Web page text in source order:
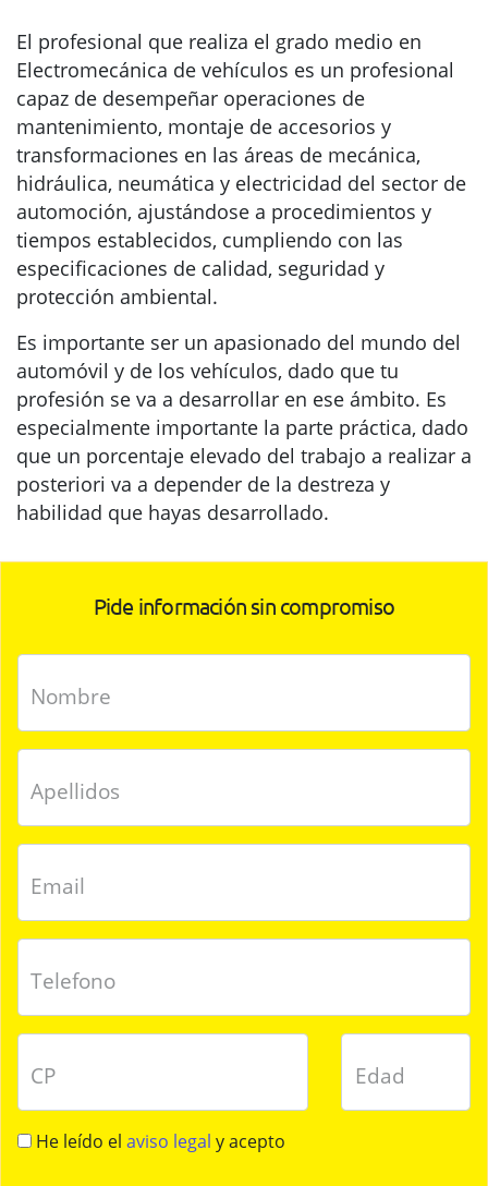
El profesional que realiza el grado medio en
Electromecánica de vehículos es un profesional
capaz de desempeñar operaciones de
mantenimiento, montaje de accesorios y
transformaciones en las áreas de mecánica,
hidráulica, neumática y electricidad del sector de
automoción, ajustándose a procedimientos y
tiempos establecidos, cumpliendo con las
especificaciones de calidad, seguridad y
protección ambiental.
Es importante ser un apasionado del mundo del
automóvil y de los vehículos, dado que tu
profesión se va a desarrollar en ese ámbito. Es
especialmente importante la parte práctica, dado
que un porcentaje elevado del trabajo a realizar a
posteriori va a depender de la destreza y
habilidad que hayas desarrollado.
Pide información sin compromiso
Nombre
Apellidos
Email
Telefono
CP Edad
He leído el aviso legal y acepto